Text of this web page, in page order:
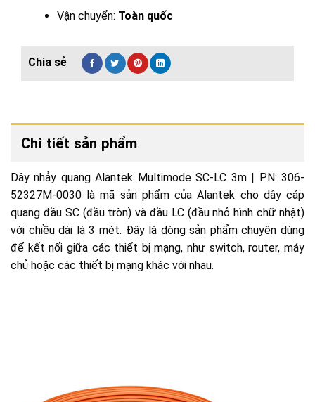
Vận chuyển: Toàn quốc
Chi tiết sản phẩm
Dây nhảy quang Alantek Multimode SC-LC 3m | PN: 306-
52327M-0030 là mã sản phẩm của Alantek cho dây cáp
quang đầu SC (đầu tròn) và đầu LC (đầu nhỏ hình chữ nhật)
với chiều dài là 3 mét. Đây là dòng sản phẩm chuyên dùng
để kết nối giữa các thiết bị mạng, như switch, router, máy
chủ hoặc các thiết bị mạng khác với nhau.